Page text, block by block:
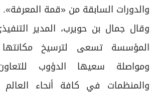
والدورات السابقة من «قمة المعرفة».
وقال جمال بن حويرب، المدير
المؤسسة تسعى لترسيخ مكانتها
ومواصلة سعيها الدؤوب
والمنظمات في كافة أنحاء